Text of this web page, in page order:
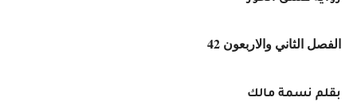
الفصل الثاني والاربعون 42
بقلم نسمة مالك